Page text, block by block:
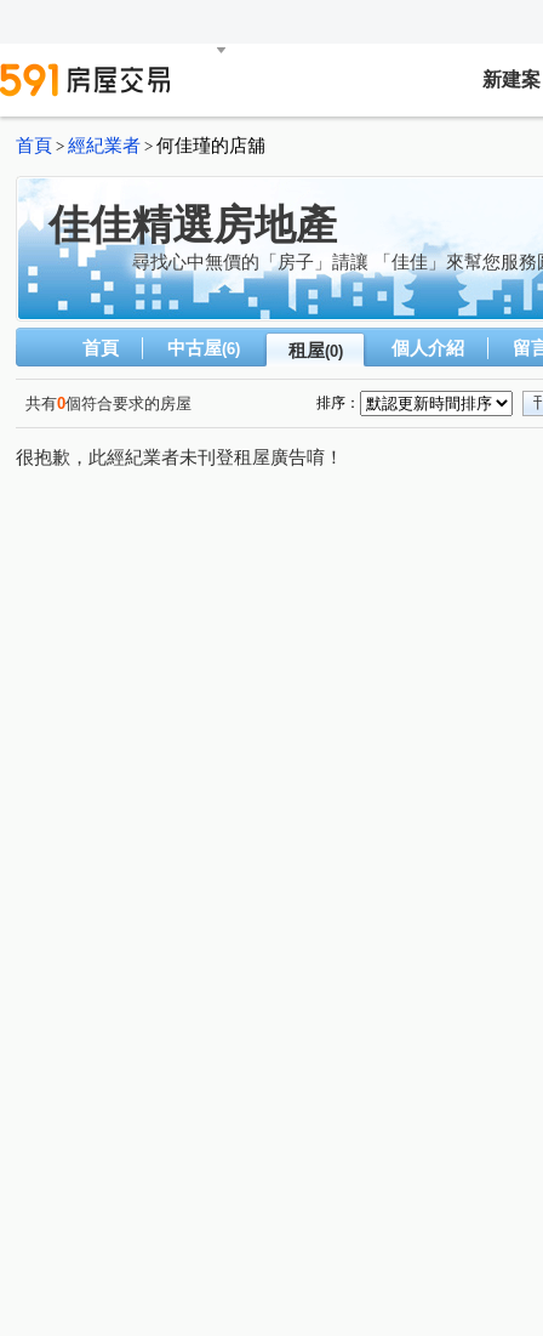
新建案
首頁 > 經紀業者 > 何佳瑾的店舖
佳佳精選房地產
尋找心中無價的「房子」請讓 「佳佳」來幫您服務
首頁 中古屋(6) 租屋(0) 個人介紹 留
共有0個符合要求的房屋 排序：
很抱歉，此經紀業者未刊登租屋廣告唷！